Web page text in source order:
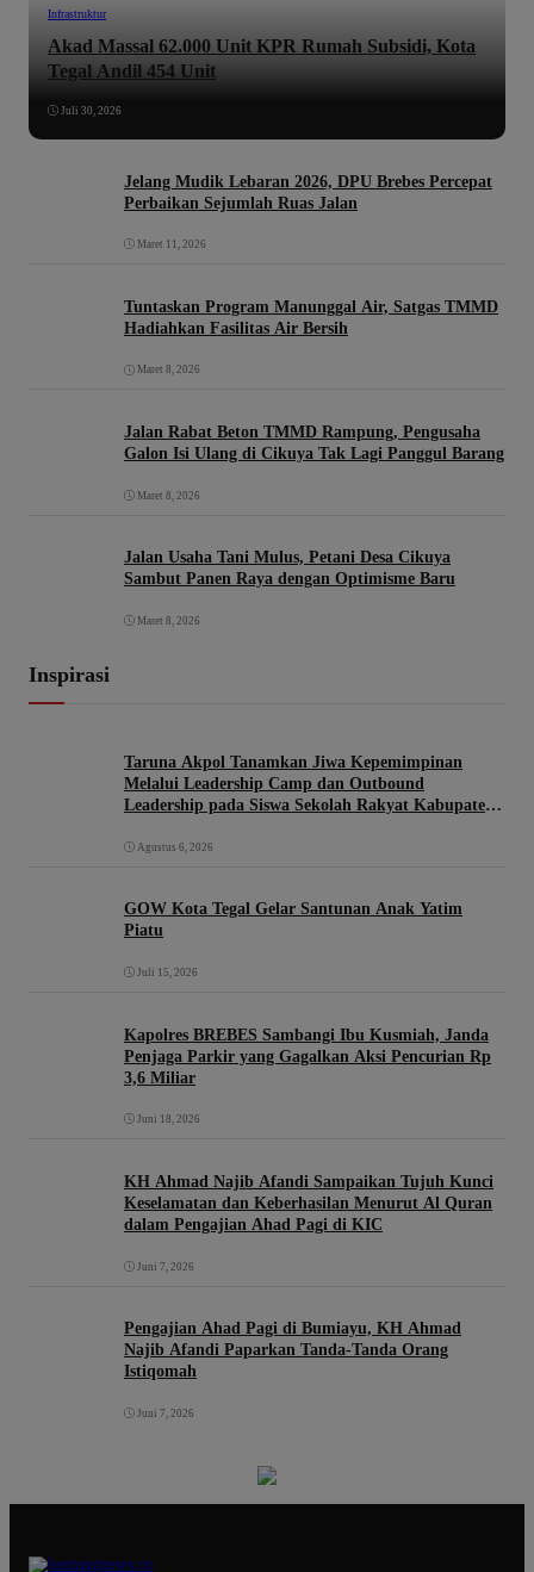
Infrastruktur
Akad Massal 62.000 Unit KPR Rumah Subsidi, Kota
Tegal Andil 454 Unit
Juli 30, 2026
Jelang Mudik Lebaran 2026, DPU Brebes Percepat
Perbaikan Sejumlah Ruas Jalan
Maret 11, 2026
Tuntaskan Program Manunggal Air, Satgas TMMD
Hadiahkan Fasilitas Air Bersih
Maret 8, 2026
Jalan Rabat Beton TMMD Rampung, Pengusaha
Galon Isi Ulang di Cikuya Tak Lagi Panggul Barang
Maret 8, 2026
Jalan Usaha Tani Mulus, Petani Desa Cikuya
Sambut Panen Raya dengan Optimisme Baru
Maret 8, 2026
Inspirasi
Taruna Akpol Tanamkan Jiwa Kepemimpinan
Melalui Leadership Camp dan Outbound
Leadership pada Siswa Sekolah Rakyat Kabupaten
Agustus 6, 2026
GOW Kota Tegal Gelar Santunan Anak Yatim
Piatu
Juli 15, 2026
Kapolres BREBES Sambangi Ibu Kusmiah, Janda
Penjaga Parkir yang Gagalkan Aksi Pencurian Rp
3,6 Miliar
Juni 18, 2026
KH Ahmad Najib Afandi Sampaikan Tujuh Kunci
Keselamatan dan Keberhasilan Menurut Al Quran
dalam Pengajian Ahad Pagi di KIC
Juni 7, 2026
Pengajian Ahad Pagi di Bumiayu, KH Ahmad
Najib Afandi Paparkan Tanda-Tanda Orang
Istiqomah
Juni 7, 2026